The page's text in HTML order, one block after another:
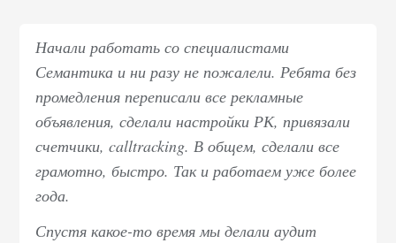
Начали работать со специалистами
Семантика и ни разу не пожалели. Ребята без
промедления переписали все рекламные
объявления, сделали настройки РК, привязали
счетчики, calltracking. В общем, сделали все
грамотно, быстро. Так и работаем уже более
года.
Спустя какое-то время мы делали аудит